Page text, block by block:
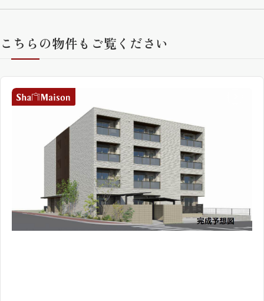
こちらの物件もご覧ください